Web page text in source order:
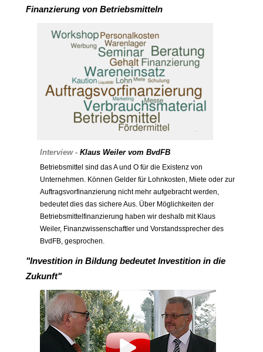
Finanzierung von Betriebsmitteln
Interview - Klaus Weiler vom BvdFB
Betriebsmittel sind das A und O für die Existenz von
Unternehmen. Können Gelder für Lohnkosten, Miete oder zur
Auftragsvorfinanzierung nicht mehr aufgebracht werden,
bedeutet dies das sichere Aus. Über Möglichkeiten der
Betriebsmittelfinanzierung haben wir deshalb mit Klaus
Weiler, Finanzwissenschaftler und Vorstandssprecher des
BvdFB, gesprochen.
"Investition in Bildung bedeutet Investition in die
Zukunft"